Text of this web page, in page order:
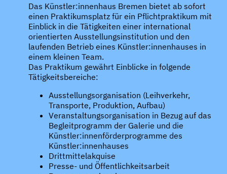
Das Künstler:innenhaus Bremen bietet ab sofort
einen Praktikumsplatz für ein Pflichtpraktikum mit
Einblick in die Tätigkeiten einer international
orientierten Ausstellungsinstitution und den
laufenden Betrieb eines Künstler:innenhauses in
einem kleinen Team.
Das Praktikum gewährt Einblicke in folgende
Tätigkeitsbereiche:
Ausstellungsorganisation (Leihverkehr,
Transporte, Produktion, Aufbau)
Veranstaltungsorganisation in Bezug auf das
Begleitprogramm der Galerie und die
Künstler:innenförderprogramme des
Künstler:innenhauses
Drittmittelakquise
Presse- und Öffentlichkeitsarbeit